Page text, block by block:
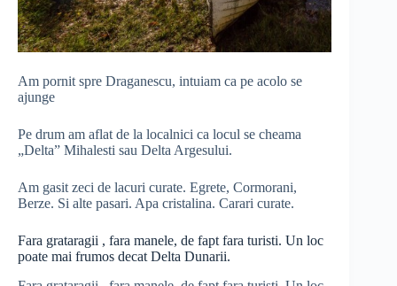
Am pornit spre Draganescu, intuiam ca pe acolo se
ajunge
Pe drum am aflat de la localnici ca locul se cheama
„Delta” Mihalesti sau Delta Argesului.
Am gasit zeci de lacuri curate. Egrete, Cormorani,
Berze. Si alte pasari. Apa cristalina. Carari curate.
Fara grataragii , fara manele, de fapt fara turisti. Un loc
poate mai frumos decat Delta Dunarii.